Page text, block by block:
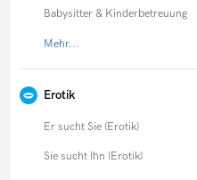
Babysitter & Kinderbetreuung
Mehr...
Erotik
Er sucht Sie (Erotik)
Sie sucht Ihn (Erotik)